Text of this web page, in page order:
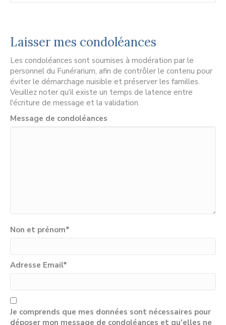
Laisser mes condoléances
Les condoléances sont soumises à modération par le
personnel du Funérarium, afin de contrôler le contenu pour
éviter le démarchage nuisible et préserver les familles.
Veuillez noter qu'il existe un temps de latence entre
l'écriture de message et la validation.
Message de condoléances
Non et prénom*
Adresse Email*
Je comprends que mes données sont nécessaires pour
déposer mon message de condoléances et qu'elles ne